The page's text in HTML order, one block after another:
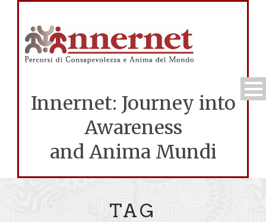
Innernet: Journey into
Awareness
and Anima Mundi
TAG